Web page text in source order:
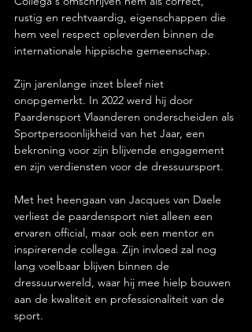
rustig en rechtvaardig, eigenschappen die
hem veel respect opleverden binnen de
internationale hippische gemeenschap.
Zijn jarenlange inzet bleef niet
onopgemerkt. In 2022 werd hij door
Paardensport Vlaanderen onderscheiden als
Sportpersoonlijkheid van het Jaar, een
bekroning voor zijn blijvende engagement
en zijn verdiensten voor de dressuursport.
Met het heengaan van Jacques van Daele
verliest de paardensport niet alleen een
ervaren official, maar ook een mentor en
inspirerende collega. Zijn invloed zal nog
lang voelbaar blijven binnen de
dressuurwereld, waar hij mee hielp bouwen
aan de kwaliteit en professionaliteit van de
sport.